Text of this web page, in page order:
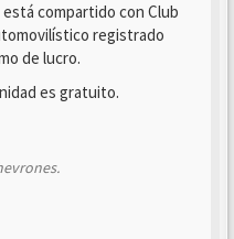
compartido con Club
registrado
de lucro.
es gratuito.